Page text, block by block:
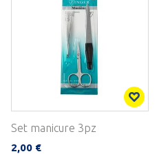
Set manicure 3pz
2,00 €